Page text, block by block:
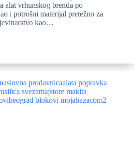
alat vrhunskog brenda po
i potrošni materijal pretežno za
kao…